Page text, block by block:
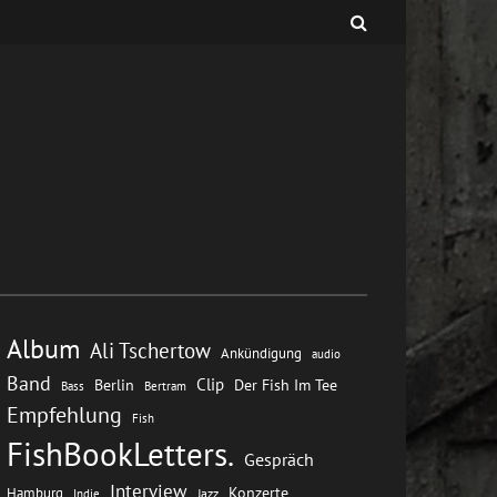
Album Ali Tschertow Ankündigung audio
Band Bass Berlin Bertram Clip Der Fish Im Tee
Empfehlung Fish
FishBookLetters. Gespräch
Hamburg Indie Interview Jazz Konzerte